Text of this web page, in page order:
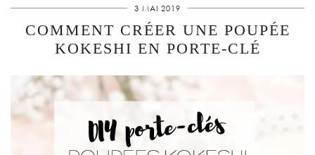
3 MAI 2019
COMMENT CRÉER UNE POUPÉE
KOKESHI EN PORTE-CLÉ